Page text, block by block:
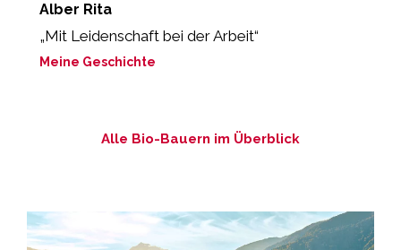
Alber Rita
„Mit Leidenschaft bei der Arbeit“
Meine Geschichte
Alle Bio-Bauern im Überblick